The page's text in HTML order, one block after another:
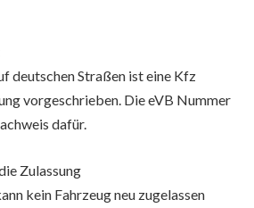
deutschen Straßen ist eine Kfz
vorgeschrieben. Die eVB Nummer
dafür.
Zulassung
kein Fahrzeug neu zugelassen